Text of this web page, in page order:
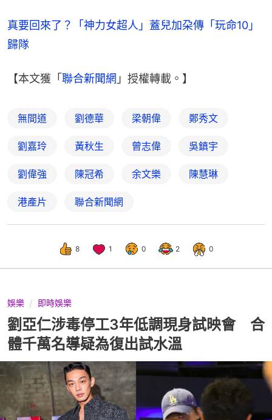
真要回來了？「神力女超人」蓋兒加朶傳「玩命10」
歸隊
【本文獲「聯合新聞網 」授權轉載。】
無間道 劉德華 梁朝偉 鄭秀文
劉嘉玲 黃秋生 曾志偉 吳鎮宇
劉偉強 陳冠希 余文樂 陳慧琳
港產片 聯合新聞網
8 1 0 2 0
娛樂 即時娛樂
劉亞仁涉毒停工3年低調現身試映會 合
體千萬名導疑為復出試水溫